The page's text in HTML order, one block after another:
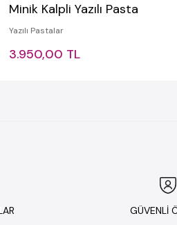
Minik Kalpli Yazılı Pasta
Yazılı Pastalar
3.950,00 TL
GÜVENLİ